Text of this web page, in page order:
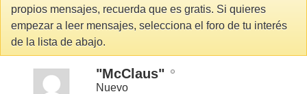
propios mensajes, recuerda que es gratis. Si quieres
empezar a leer mensajes, selecciona el foro de tu interés
de la lista de abajo.
"McClaus"
Nuevo